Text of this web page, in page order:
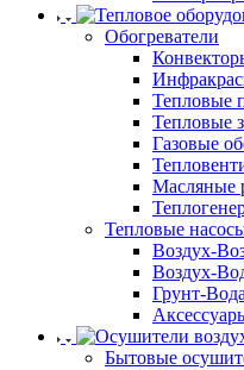
Обогреватели
Тепловые
Тепловые
Газовые
Масляные
Тепловые
Воздух-
Воздух-
Грунт-Вода
Бытовые